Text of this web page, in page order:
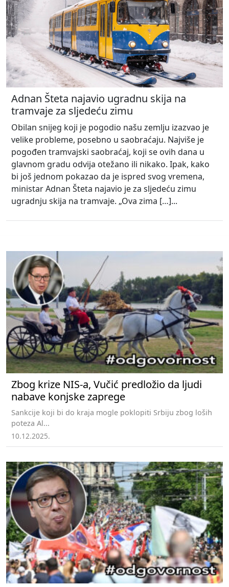
Adnan Šteta najavio ugradnu skija na
tramvaje za sljedeću zimu
Obilan snijeg koji je pogodio našu zemlju izazvao je
velike probleme, posebno u saobraćaju. Najviše je
pogođen tramvajski saobraćaj, koji se ovih dana u
glavnom gradu odvija otežano ili nikako. Ipak, kako
bi još jednom pokazao da je ispred svog vremena,
ministar Adnan Šteta najavio je za sljedeću zimu
ugradnju skija na tramvaje. „Ova zima […]...
Zbog krize NIS-a, Vučić predložio da ljudi
nabave konjske zaprege
Sankcije koji bi do kraja mogle poklopiti Srbiju zbog loših
poteza Al...
10.12.2025.